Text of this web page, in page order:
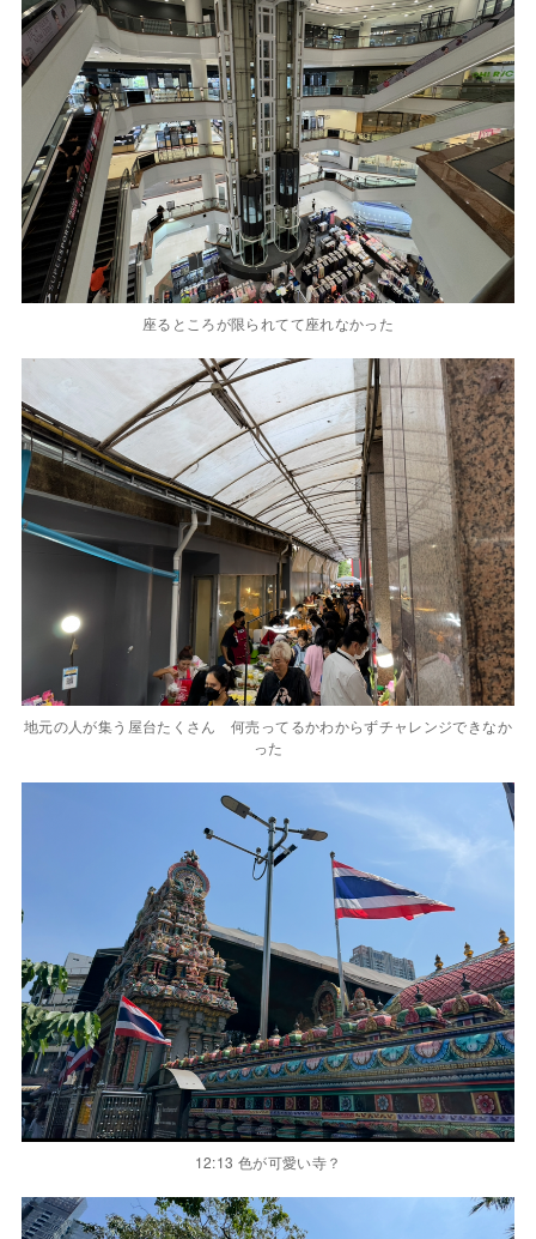
座るところが限られてて座れなかった
地元の人が集う屋台たくさん 何売ってるかわからずチャレンジできなか
った
12:13 色が可愛い寺？